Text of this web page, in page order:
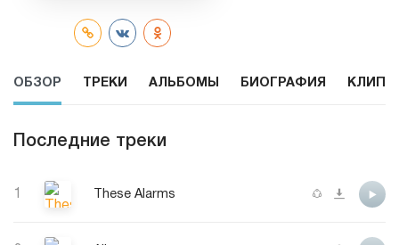
ОБЗОР ТРЕКИ АЛЬБОМЫ БИОГРАФИЯ КЛИПЫ
Последние треки
These Alarms